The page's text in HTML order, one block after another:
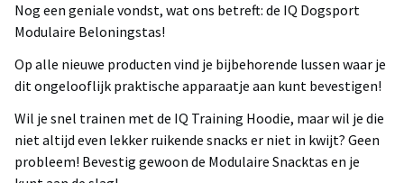
Nog een geniale vondst, wat ons betreft: de IQ Dogsport
Modulaire Beloningstas!
Op alle nieuwe producten vind je bijbehorende lussen waar je
dit ongelooflijk praktische apparaatje aan kunt bevestigen!
Wil je snel trainen met de IQ Training Hoodie, maar wil je die
niet altijd even lekker ruikende snacks er niet in kwijt? Geen
probleem! Bevestig gewoon de Modulaire Snacktas en je